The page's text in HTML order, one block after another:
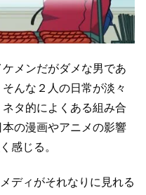
ケメンだがダメな男であ
そんな２人の日常が淡々
ネタ的によくある組み合
本の漫画やアニメの影響
感じる。
ディがそれなりに見れる